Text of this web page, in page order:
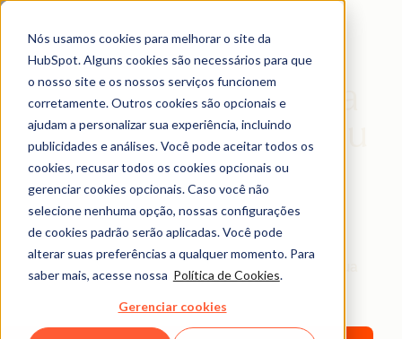
Nós usamos cookies para melhorar o site da
HubSpot. Alguns cookies são necessários para que
o nosso site e os nossos serviços funcionem
corretamente. Outros cookies são opcionais e
ajudam a personalizar sua experiência, incluindo
publicidades e análises. Você pode aceitar todos os
cookies, recusar todos os cookies opcionais ou
gerenciar cookies opcionais. Caso você não
selecione nenhuma opção, nossas configurações
de cookies padrão serão aplicadas. Você pode
alterar suas preferências a qualquer momento. Para
saber mais, acesse nossa Política de Cookies.
Gerenciar cookies
Sucesso do cliente:
tudo que você precisa
saber para agradar seu
público
Conte com nosso e-book para entender como
implementar as melhores práticas que vão trazer
sucesso para seus consumidores e mais lucro para sua